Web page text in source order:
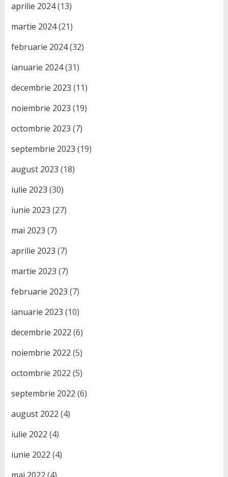
aprilie 2024(13)
martie 2024(21)
februarie 2024(32)
ianuarie 2024(31)
decembrie 2023 (11)
noiembrie 2023 (19)
octombrie 2023 (7)
septembrie 2023 (19)
august 2023 (18)
iulie 2023 (30)
iunie 2023 (27)
mai 2023 (7)
aprilie 2023 (7)
martie 2023 (7)
februarie 2023 (7)
ianuarie 2023 (10)
decembrie 2022 (6)
noiembrie 2022 (5)
octombrie 2022 (5)
septembrie 2022 (6)
august 2022 (4)
iulie 2022 (4)
iunie 2022 (4)